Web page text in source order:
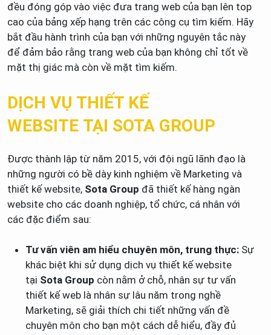
đều đóng góp vào việc đưa trang web của bạn lên top
cao của bảng xếp hạng trên các công cụ tìm kiếm. Hãy
bắt đầu hành trình của bạn với những nguyên tắc này
để đảm bảo rằng trang web của bạn không chỉ tốt về
mặt thị giác mà còn về mặt tìm kiếm.
DỊCH VỤ THIẾT KẾ
WEBSITE TẠI SOTA GROUP
Được thành lập từ năm 2015, với đội ngũ lãnh đạo là
những người có bề dày kinh nghiệm về Marketing và
thiết kế website, Sota Group đã thiết kế hàng ngàn
website cho các doanh nghiệp, tổ chức, cá nhân với
các đặc điểm sau:
Tư vấn viên am hiểu chuyên môn, trung thực: Sự
khác biệt khi sử dụng dịch vụ thiết kế website
tại Sota Group còn nằm ở chỗ, nhân sự tư vấn
thiết kế web là nhân sự lâu năm trong nghề
Marketing, sẽ giải thích chi tiết những vấn đề
chuyên môn cho bạn một cách dễ hiểu, đầy đủ